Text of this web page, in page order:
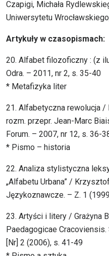
Czapigi, Michała
Uniwersytetu
Artykuły w czasopismach:
20. Alfabet filozoficzny : (z
Odra. – 2011, nr 2, s. 35-40
* Metafizyka liter
21. Alfabetyczna rewolucja /
rozm. przepr. Jean-Marc
Forum. – 2007, nr 12, s. 36-
* Pismo – historia
22. Analiza stylistyczna
„Alfabetu Urbana” /
Językoznawcze. – Z. 1
23. Artyści i litery / Grażyna
Paedagogicae
[Nr] 2 (2006), s. 41-49